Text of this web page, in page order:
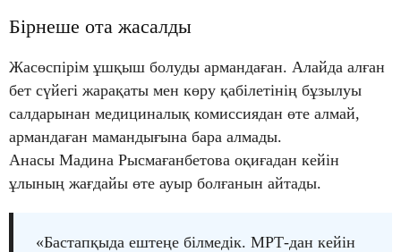
Бірнеше ота жасалды
Жасөспірім ұшқыш болуды армандаған. Алайда алған
бет сүйегі жарақаты мен көру қабілетінің бұзылуы
салдарынан медициналық комиссиядан өте алмай,
армандаған мамандығына бара алмады.
Анасы Мадина Рысмағанбетова оқиғадан кейін
ұлының жағдайы өте ауыр болғанын айтады.
«Бастапқыда ештеңе білмедік. МРТ-дан кейін